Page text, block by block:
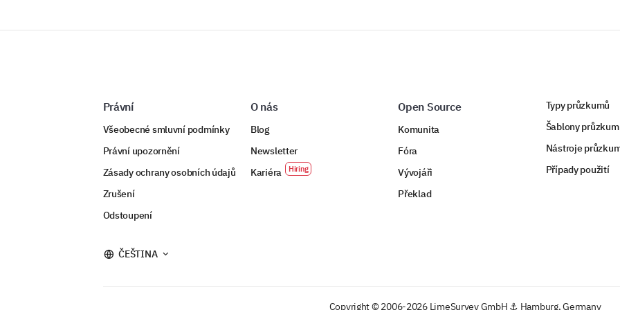
Právní
Všeobecné smluvní podmínky
Právní upozornění
Zásady ochrany osobních údajů
Zrušení
Odstoupení
O nás
Blog
Newsletter
Kariéra
Open Source
Komunita
Fóra
Vývojáři
Překlad
Typy průzkumů
Šablony
Nástroje
Případy použití
ČEŠTINA
Copyright © 2006-2026 LimeSurvey GmbH ⚓ Hamburg, Germany